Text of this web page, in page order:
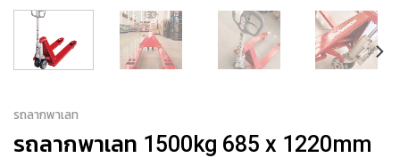
รถลากพาเลท
รถลากพาเลท 1500kg 685 x 1220mm